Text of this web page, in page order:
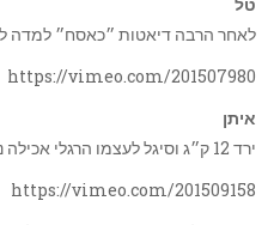
לאחר הרבה דיאטות ״כאסח״ למדה
https://vimeo.com/201507980
איתן
ירד 12 ק״ג וסיגל לעצמו הרגלי אכילה נכונים
https://vimeo.com/201509158